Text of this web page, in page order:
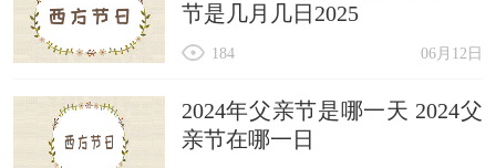
节是几月几日2025
06月12日
184
2024年父亲节是哪一天 2024父
亲节在哪一日